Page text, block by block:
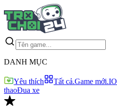
DANH MỤC
Yêu thích Tất cả.Game mới.IO
thaoĐua xe